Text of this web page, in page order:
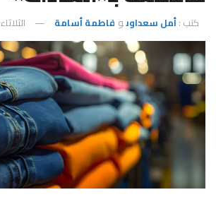
كتب :أمل سعداوىو فاطمة أسامة الثلاثاء 4 فبراير 2025